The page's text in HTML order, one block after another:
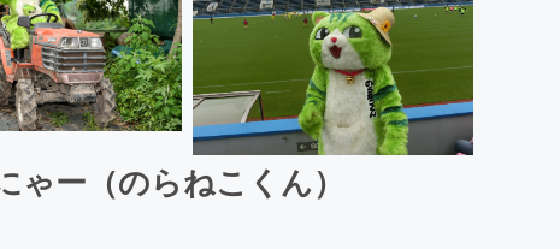
ー（のらねこくん）